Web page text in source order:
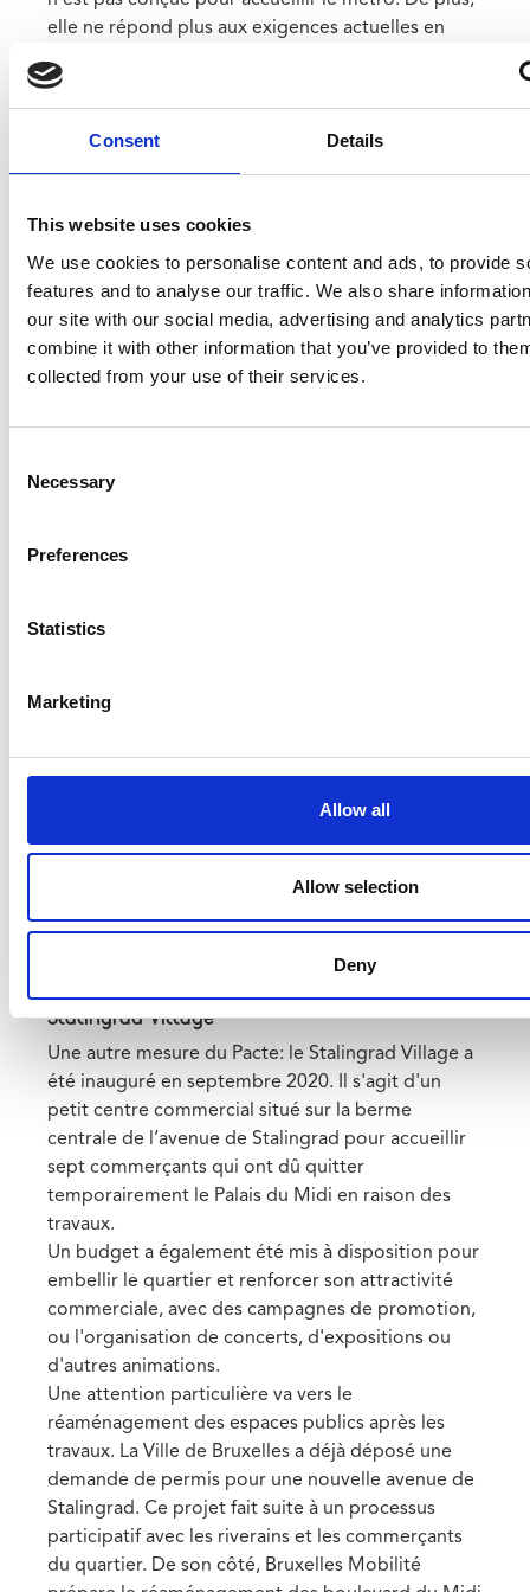
Consent Details
This website uses cookies
We use cookies to personalise content and ads, to provide
features and to analyse our traffic. We also share
our site with our social media, advertising and analytics
combine it with other information that you’ve provided to
collected from your use of their services.
Selection
Necessary
Preferences
Statistics
Marketing
Allow all
Allow selection
Deny
elle ne répond plus aux exigences actuelles en
matière d'accessibilité et de confort des usagers.
Pour y rémédier, et pour renforcer l'accessibilité
de ce quartier dense et vivant, il a été décidé de
construire une nouvelle station de métro appelée
Toots Thielemans. La stationLemonnier sera
pour les trams vers et depuis la Porte de Ninove.
Info chantier via WhatsApp
Les travaux ont commencé fin 2020. Pour en savoir
plus sur l'avancement du chantier, ainsi que les
mesures d'accompagnement, vous pouvez
partenaires du projet ont élaboré un ensemble
convention a été signée par la STIB, le
hub.brussels, la commune de Saint-Gilles et la Ville
Une série de mesures d'accompagnement ont
un hyper-coordinateur et un facilitateur de
chantier, entre autres, ont été recrutés. Depuis le
en place pour permettre à toutes les parties
prenants de dialoguer en vue d'une bonne gestion
Stalingrad Village
Une autre mesure du Pacte: le Stalingrad Village a
été inauguré en septembre 2020. Il s'agit d'un
petit centre commercial situé sur la berme
centrale de l’avenue de Stalingrad pour accueillir
sept commerçants qui ont dû quitter
temporairement le Palais du Midi en raison des
travaux.
Un budget a également été mis à disposition pour
embellir le quartier et renforcer son attractivité
commerciale, avec des campagnes de promotion,
ou l'organisation de concerts, d'expositions ou
d'autres animations.
Une attention particulière va vers le
réaménagement des espaces publics après les
travaux. La Ville de Bruxelles a déjà déposé une
demande de permis pour une nouvelle avenue de
Stalingrad. Ce projet fait suite à un processus
participatif avec les riverains et les commerçants
du quartier. De son côté, Bruxelles Mobilité